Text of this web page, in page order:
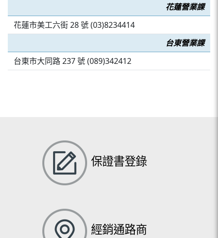
花蓮營業課
花蓮市美工六街 28 號 (03)8234414
台東營業課
台東市大同路 237 號 (089)342412
保證書登錄
經銷通路商